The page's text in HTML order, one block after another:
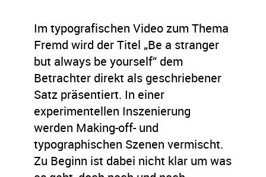
Im typografischen Video zum Thema
Fremd wird der Titel „Be a stranger
but always be yourself“ dem
Betrachter direkt als geschriebener
Satz präsentiert. In einer
experimentellen Inszenierung
werden Making-off- und
typographischen Szenen vermischt.
Zu Beginn ist dabei nicht klar um was